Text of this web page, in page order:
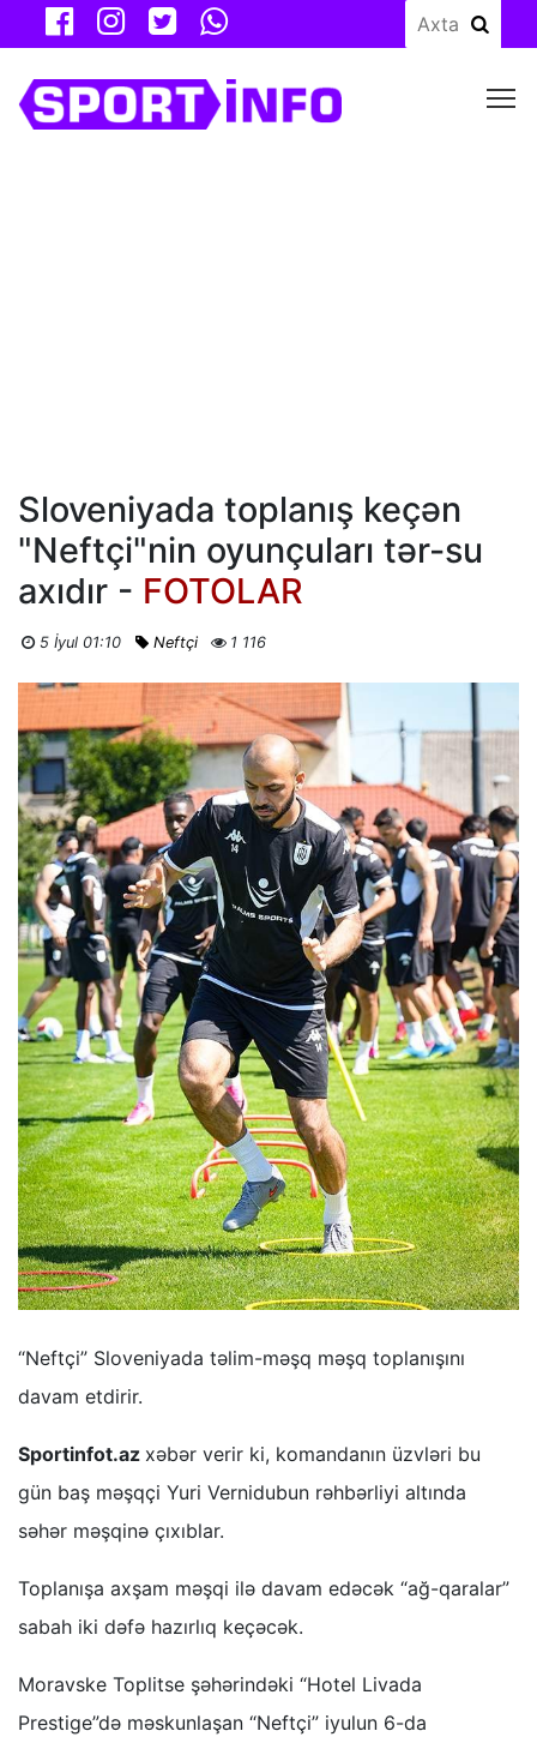
Sloveniyada toplanış keçən
"Neftçi"nin oyunçuları tər-su
axıdır - FOTOLAR
5 İyul 01:10 Neftçi 1 116
“Neftçi” Sloveniyada təlim-məşq məşq toplanışını
davam etdirir.
Sportinfot.az xəbər verir ki, komandanın üzvləri bu
gün baş məşqçi Yuri Vernidubun rəhbərliyi altında
səhər məşqinə çıxıblar.
Toplanışa axşam məşqi ilə davam edəcək “ağ-qaralar”
sabah iki dəfə hazırlıq keçəcək.
Moravske Toplitse şəhərindəki “Hotel Livada
Prestige”də məskunlaşan “Neftçi” iyulun 6-da